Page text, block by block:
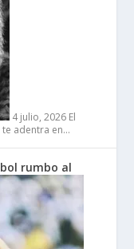
4 julio, 2026 El
adentra en…
rumbo al